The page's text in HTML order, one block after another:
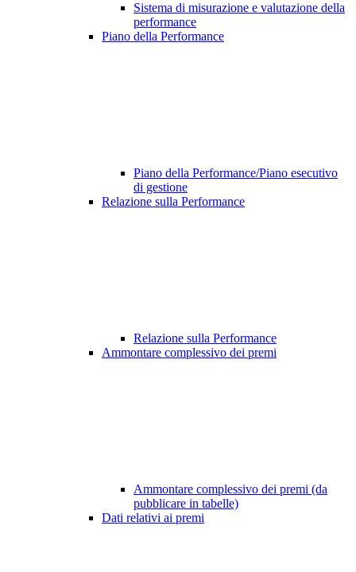
Sistema di misurazione e valutazione della
performance
Piano della Performance
Piano della Performance/Piano esecutivo
di gestione
Relazione sulla Performance
Relazione sulla Performance
Ammontare complessivo dei premi
Ammontare complessivo dei premi (da
pubblicare in tabelle)
Dati relativi ai premi